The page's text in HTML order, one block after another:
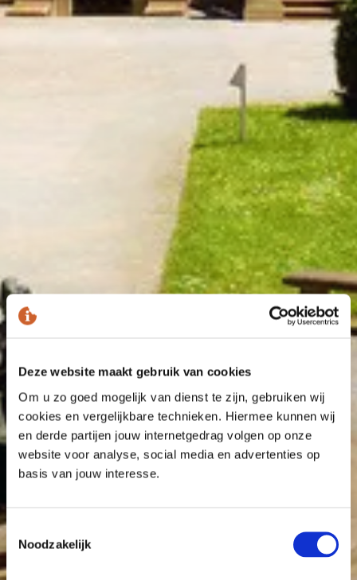
Deze website maakt gebruik van cookies
Om u zo goed mogelijk van dienst te zijn, gebruiken wij
cookies en vergelijkbare technieken. Hiermee kunnen wij
en derde partijen jouw internetgedrag volgen op onze
website voor analyse, social media en advertenties op
basis van jouw interesse.
Toestemmingsselectie
Noodzakelijk